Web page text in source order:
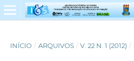
INÍCIO / ARQUIVOS / V. 22 N. 1 (2012) /